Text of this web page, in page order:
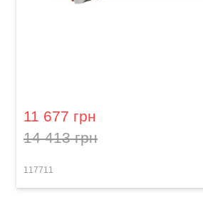
11 677 грн
14 413 грн
117711